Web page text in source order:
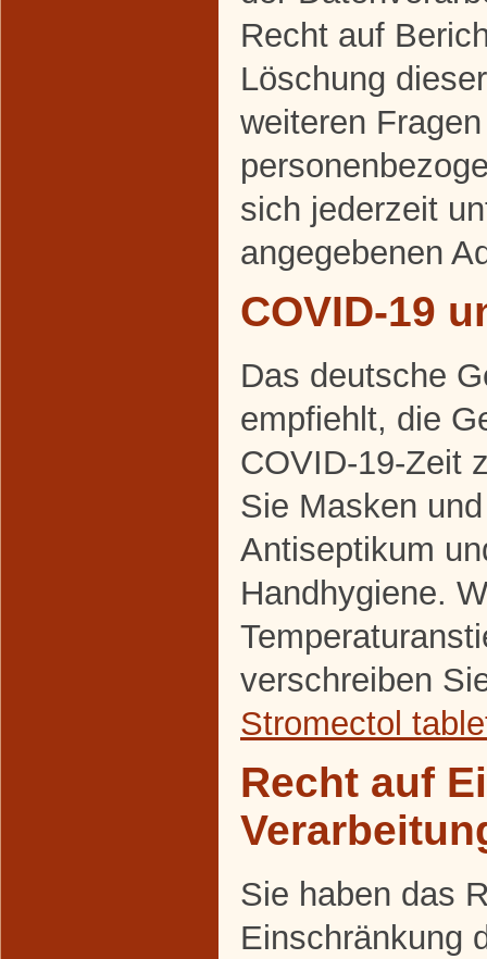
Recht auf
Löschung
weiteren
sich jederzeit
angegebenen
COVID-19
Das deutsche
empfiehlt, die
COVID-19-Zeit
Sie Masken
Antiseptikum
Handhygiene.
verschreiben
Stromectol
Recht auf
Sie haben das
Einschränkung